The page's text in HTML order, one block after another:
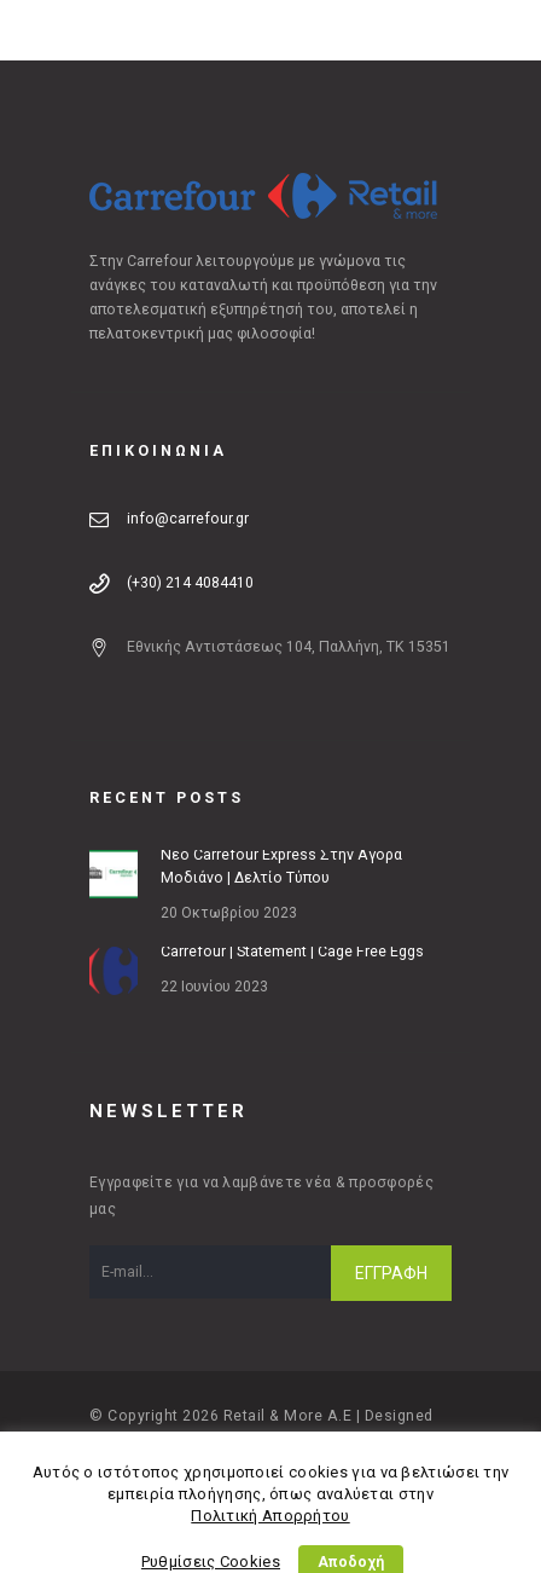
Στην Carrefour λειτουργούμε με γνώμονα τις
ανάγκες του καταναλωτή και προϋπόθεση για την
αποτελεσματική εξυπηρέτησή του, αποτελεί η
πελατοκεντρική μας φιλοσοφία!
ΕΠΙΚΟΙΝΩΝΙΑ
info@carrefour.gr
(+30) 214 4084410
Εθνικής Αντιστάσεως 104, Παλλήνη, ΤΚ 15351
RECENT POSTS
Νέο Carrefour Express Στην Αγορά
Μοδιάνο | Δελτίο Τύπου
20 Οκτωβρίου 2023
Carrefour | Statement | Cage Free Eggs
22 Ιουνίου 2023
NEWSLETTER
Εγγραφείτε για να λαμβάνετε νέα & προσφορές
μας
© Copyright 2026 Retail & More A.E | Designed
Αυτός ο ιστότοπος χρησιμοποιεί cookies για να βελτιώσει την
εμπειρία πλοήγησης, όπως αναλύεται στην
Πολιτική Απορρήτου
Ρυθμίσεις Cookies Αποδοχή